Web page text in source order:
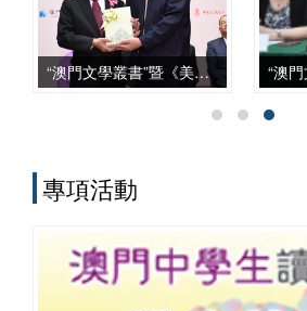
國際對話等諸方面，都發揮了自身獨特的
作用，呈現出多元化、本土化、交叉化與
實務化的發展特點。
“澳門文學叢書”暨《美麗澳門》新書發佈會
專項活動